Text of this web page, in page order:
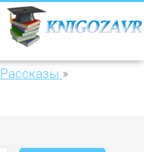
Рассказы »